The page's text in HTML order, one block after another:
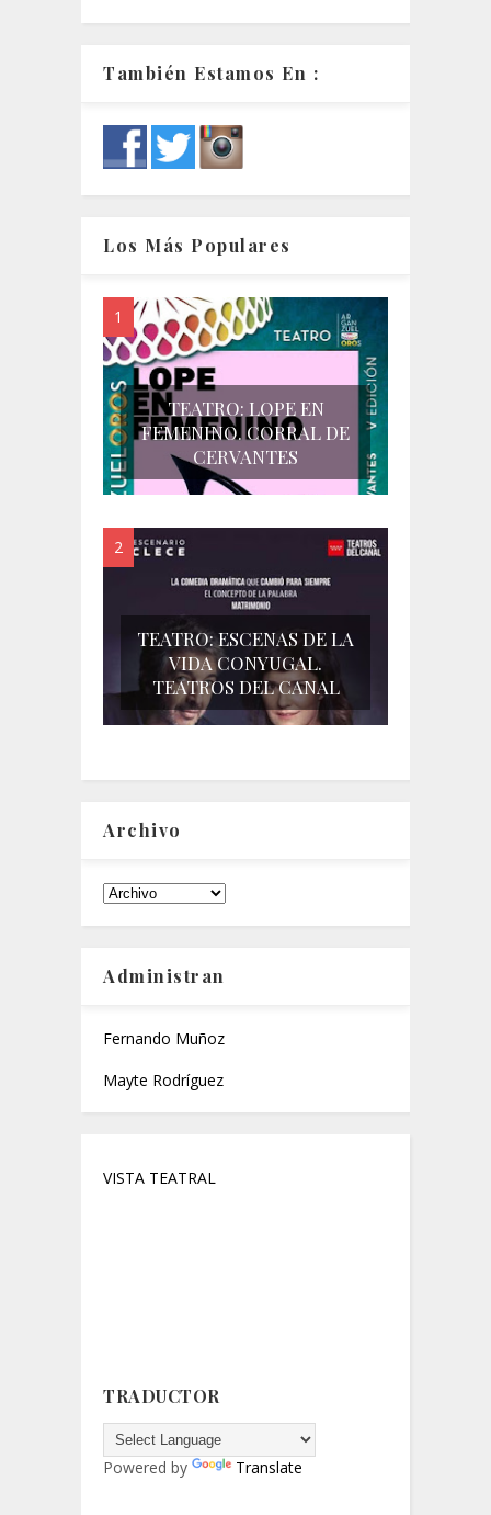
También Estamos En :
Los Más Populares
TEATRO: LOPE EN
FEMENINO. CORRAL DE
CERVANTES
TEATRO: ESCENAS DE LA
VIDA CONYUGAL.
TEATROS DEL CANAL
Archivo
Administran
Fernando Muñoz
Mayte Rodríguez
VISTA TEATRAL
TRADUCTOR
Powered by Translate